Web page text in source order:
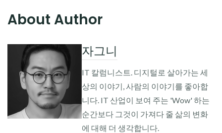
About Author
자그니
IT 칼럼니스트. 디지털로 살아가는 세
상의 이야기, 사람의 이야기를 좋아합
니다. IT 산업이 보여 주는 'Wow' 하는
순간보다 그것이 가져다 줄 삶의 변화
에 대해 더 생각합니다.